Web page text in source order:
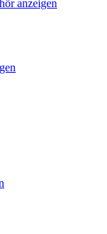
anzeigen